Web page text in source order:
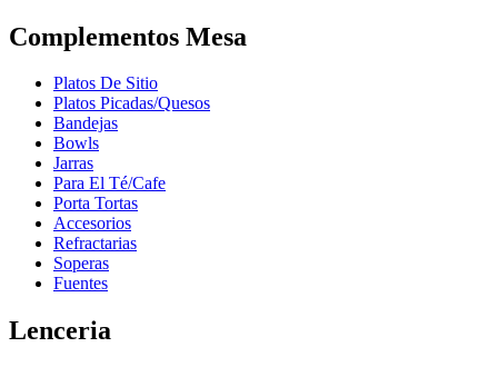
Complementos Mesa
Platos De Sitio
Platos Picadas/Quesos
Bandejas
Bowls
Jarras
Para El Té/Cafe
Porta Tortas
Accesorios
Refractarias
Soperas
Fuentes
Lenceria